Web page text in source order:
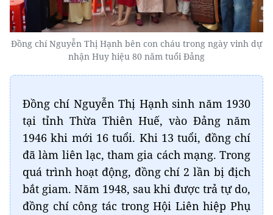
Đồng chí Nguyễn Thị Hạnh bên con cháu trong ngày vinh dự
nhận Huy hiệu 80 năm tuổi Đảng
Đồng chí Nguyễn Thị Hạnh sinh năm 1930
tại tỉnh Thừa Thiên Huế, vào Đảng năm
1946 khi mới 16 tuổi. Khi 13 tuổi, đồng chí
đã làm liên lạc, tham gia cách mạng. Trong
quá trình hoạt động, đồng chí 2 lần bị địch
bắt giam. Năm 1948, sau khi được trả tự do,
đồng chí công tác trong Hội Liên hiệp Phụ